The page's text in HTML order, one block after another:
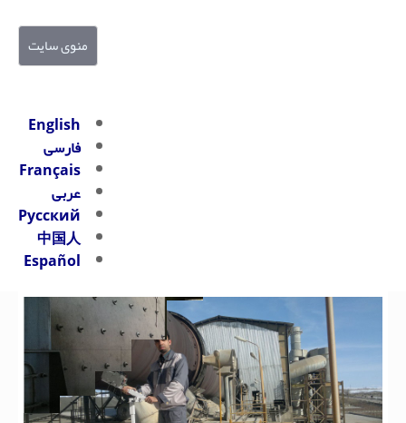
منوی سایت
English
فارسی
Français
عربی
Русский
中国人
Español